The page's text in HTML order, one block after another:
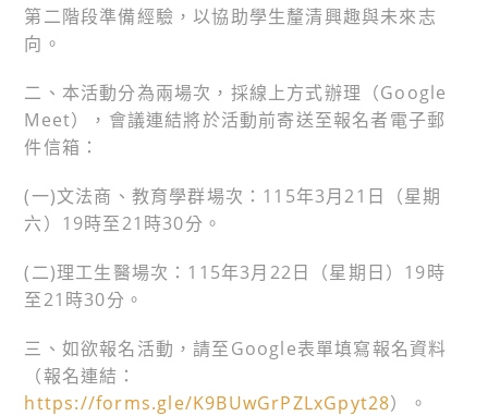
第二階段準備經驗，以協助學生釐清興趣與未來志
向。
二、本活動分為兩場次，採線上方式辦理（Google
Meet），會議連結將於活動前寄送至報名者電子郵
件信箱：
(一)文法商、教育學群場次：115年3月21日（星期
六）19時至21時30分。
(二)理工生醫場次：115年3月22日（星期日）19時
至21時30分。
三、如欲報名活動，請至Google表單填寫報名資料
（報名連結：
https://forms.gle/K9BUwGrPZLxGpyt28）。